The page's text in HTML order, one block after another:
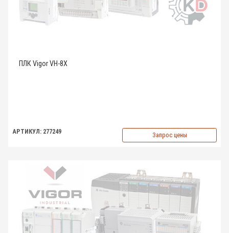
ПЛК Vigor VH-8X
АРТИКУЛ: 277249 Запрос цены